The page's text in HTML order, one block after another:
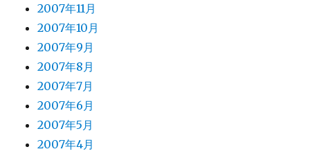
2007年11月
2007年10月
2007年9月
2007年8月
2007年7月
2007年6月
2007年5月
2007年4月